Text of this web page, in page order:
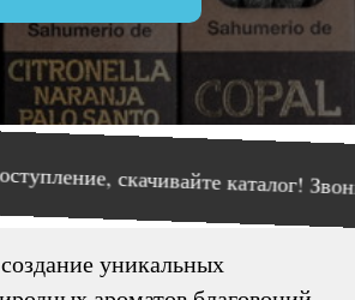
каталог! Звоните,
уникальных